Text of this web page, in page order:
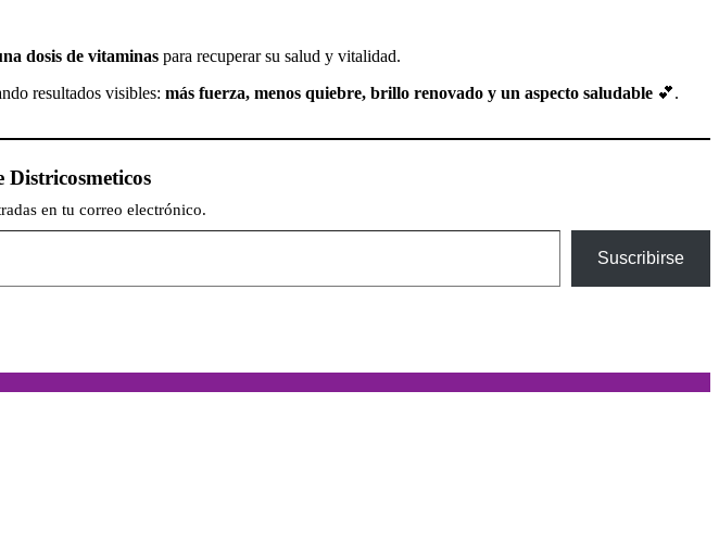
dosis de vitaminas para recuperar su salud y vitalidad.
resultados visibles: más fuerza, menos quiebre, brillo renovado y un aspecto saludable 💕.
Districosmeticos
en tu correo electrónico.
Suscribirse